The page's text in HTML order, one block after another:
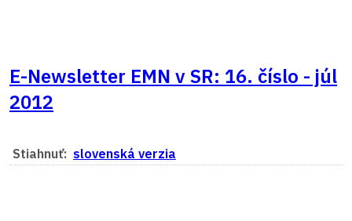
E-Newsletter EMN v SR: 16. číslo - júl
2012
Stiahnuť: slovenská verzia